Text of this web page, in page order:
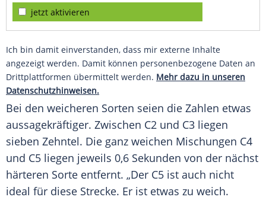
jetzt aktivieren
Ich bin damit einverstanden, dass mir externe Inhalte
angezeigt werden. Damit können personenbezogene Daten an
Drittplattformen übermittelt werden. Mehr dazu in unseren
Datenschutzhinweisen.
Bei den weicheren Sorten seien die Zahlen etwas
aussagekräftiger. Zwischen C2 und C3 liegen
sieben Zehntel. Die ganz weichen Mischungen C4
und C5 liegen jeweils 0,6 Sekunden von der nächst
härteren Sorte entfernt. „Der C5 ist auch nicht
ideal für diese Strecke. Er ist etwas zu weich.